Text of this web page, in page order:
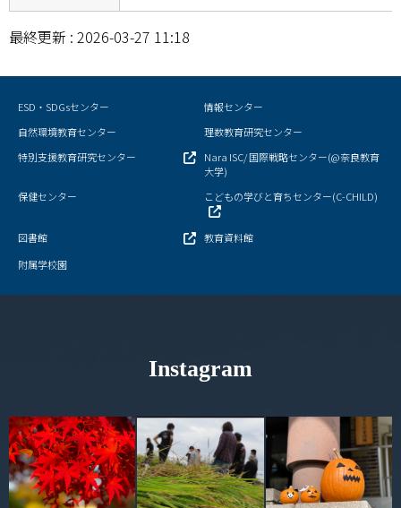
お問い合わせ窓口一覧
サイトポリシー
後援会
最終更新 : 2026-03-27 11:18
ESD・SDGsセンター
情報センター
自然環境教育センター
理数教育研究センター
特別支援教育研究センター
Nara ISC/ 国際戦略センター(@奈良教育
大学)
保健センター
こどもの学びと育ちセンター(C-CHILD)
図書館
教育資料館
附属学校園
Instagram